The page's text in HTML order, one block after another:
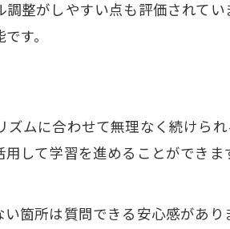
通信講座の魅力とは何か
信講座で学べる整体技術の内容
して学べる理由を徹底解説
キャリアパスと活用例一覧
信講座で両立を叶える方法
整がしやすい点も評価されて
す。
ムに合わせて無理なく続けら
して学習を進めることができ
箇所は質問できる安心感があ